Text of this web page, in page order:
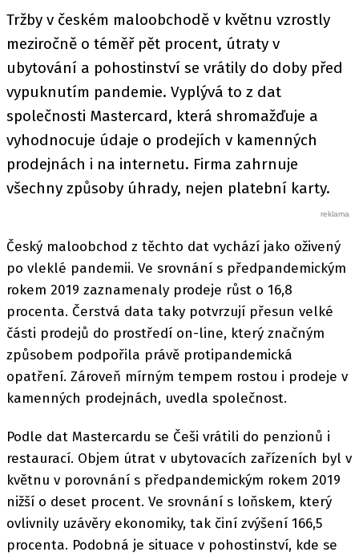
Tržby v českém maloobchodě v květnu vzrostly
meziročně o téměř pět procent, útraty v
ubytování a pohostinství se vrátily do doby před
vypuknutím pandemie. Vyplývá to z dat
společnosti Mastercard, která shromažďuje a
vyhodnocuje údaje o prodejích v kamenných
prodejnách i na internetu. Firma zahrnuje
všechny způsoby úhrady, nejen platební karty.
Český maloobchod z těchto dat vychází jako oživený
po vleklé pandemii. Ve srovnání s předpandemickým
rokem 2019 zaznamenaly prodeje růst o 16,8
procenta. Čerstvá data taky potvrzují přesun velké
části prodejů do prostředí on-line, který značným
způsobem podpořila právě protipandemická
opatření. Zároveň mírným tempem rostou i prodeje v
kamenných prodejnách, uvedla společnost.
Podle dat Mastercardu se Češi vrátili do penzionů i
restaurací. Objem útrat v ubytovacích zařízeních byl v
květnu v porovnání s předpandemickým rokem 2019
nižší o deset procent. Ve srovnání s loňskem, který
ovlivnily uzávěry ekonomiky, tak činí zvýšení 166,5
procenta. Podobná je situace v pohostinství, kde se